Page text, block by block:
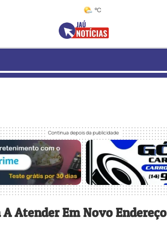
°C
A Atender Em Novo Endereço